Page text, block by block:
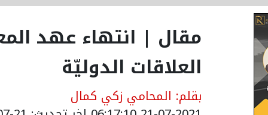
مقال | انتهاء عهد
العلاقات الدوليّة
بقلم: المحامي زكي كمال